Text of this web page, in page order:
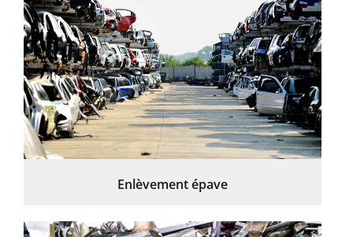
Enlèvement épave